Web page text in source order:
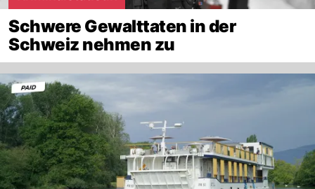
Schwere Gewalttaten in der
Schweiz nehmen zu